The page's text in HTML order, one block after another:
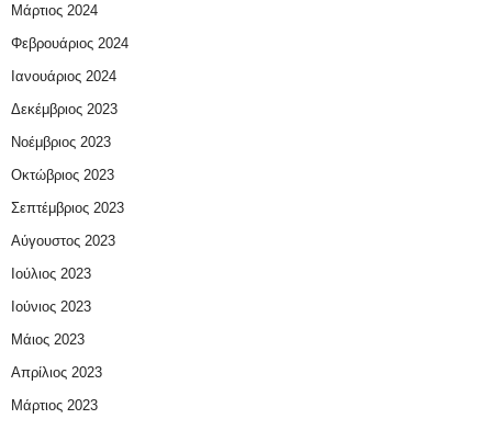
Μάρτιος 2024
Φεβρουάριος 2024
Ιανουάριος 2024
Δεκέμβριος 2023
Νοέμβριος 2023
Οκτώβριος 2023
Σεπτέμβριος 2023
Αύγουστος 2023
Ιούλιος 2023
Ιούνιος 2023
Μάιος 2023
Απρίλιος 2023
Μάρτιος 2023